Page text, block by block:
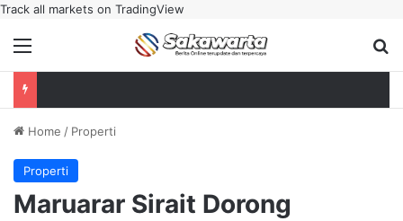
Track all markets on TradingView
Menu
Home / Properti
Properti
Maruarar Sirait Dorong